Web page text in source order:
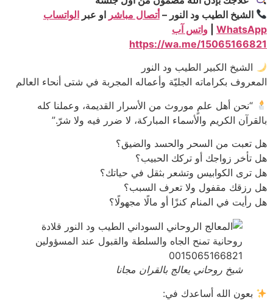
الشيخ الطيب ود النور –أتصال مباشر او عبرالواتساب
WhatsApp
واتس آب
https://wa.me/15065166821
الشيخ الكبير الطيب ود النور
المعروف بكراماته الجليّة وأعماله المجربة في شتى أنحاء العالم
“نحن أهل علمٍ موروث من الأسرار القديمة، وعملنا كله
بالقرآن الكريم والأسماء المباركة، لا ضرر فيه ولا شرّ.”
هل تعبت من السحر والحسد والضيق؟
هل تأخر زواجك أو تركك الحبيب؟
هل ترى الكوابيس وتشعر بثقل في حياتك؟
هل رزقك مقفول ولا تعرف السبب؟
هل رأيت في المنام كنزًا أو مالًا مجهولًا؟
شيخ روحاني يعالج بالقران مجانا
بعون الله أساعدك في: